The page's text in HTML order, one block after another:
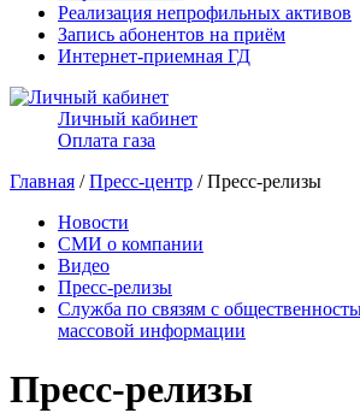
Реализация непрофильных активов
Запись абонентов на приём
Интернет-приемная ГД
Личный кабинет
Оплата газа
Главная /Пресс-центр / Пресс-релизы
Новости
СМИ о компании
Видео
Пресс-релизы
Служба по связям с
массовой информации
Пресс-релизы